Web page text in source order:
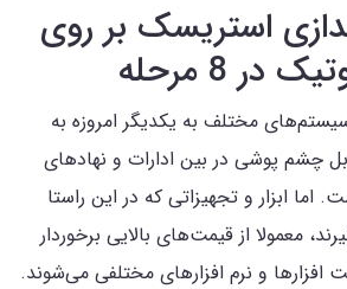
استریسک بر روی
8 مرحله
مختلف به یکدیگر امروزه به
چشم پوشی در بین ادارات و نهادهای
ابزار و تجهیزاتی که در این راستا
معمولا از قیمت‌های بالایی برخوردار
و نرم افزارهای مختلفی می‌شوند.